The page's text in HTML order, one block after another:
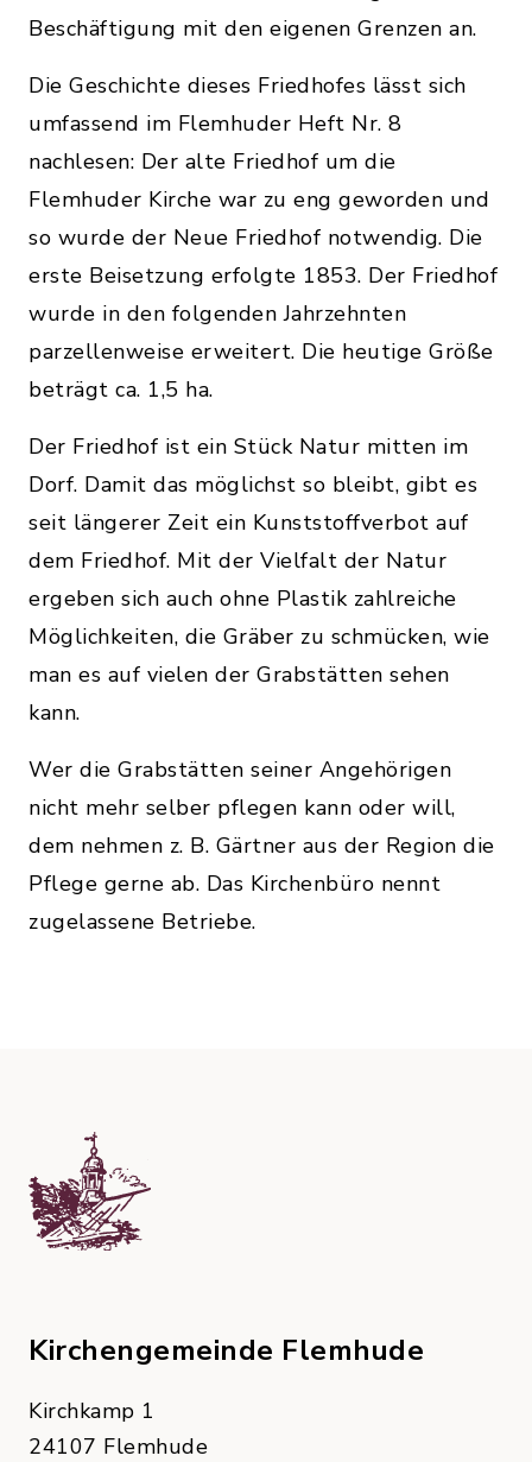
Beschäftigung mit den eigenen Grenzen an.
Die Geschichte dieses Friedhofes lässt sich
umfassend im Flemhuder Heft Nr. 8
nachlesen: Der alte Friedhof um die
Flemhuder Kirche war zu eng geworden und
so wurde der Neue Friedhof notwendig. Die
erste Beisetzung erfolgte 1853. Der Friedhof
wurde in den folgenden Jahrzehnten
parzellenweise erweitert. Die heutige Größe
beträgt ca. 1,5 ha.
Der Friedhof ist ein Stück Natur mitten im
Dorf. Damit das möglichst so bleibt, gibt es
seit längerer Zeit ein Kunststoffverbot auf
dem Friedhof. Mit der Vielfalt der Natur
ergeben sich auch ohne Plastik zahlreiche
Möglichkeiten, die Gräber zu schmücken, wie
man es auf vielen der Grabstätten sehen
kann.
Wer die Grabstätten seiner Angehörigen
nicht mehr selber pflegen kann oder will,
dem nehmen z. B. Gärtner aus der Region die
Pflege gerne ab. Das Kirchenbüro nennt
zugelassene Betriebe.
Kirchengemeinde Flemhude
Kirchkamp 1
24107 Flemhude